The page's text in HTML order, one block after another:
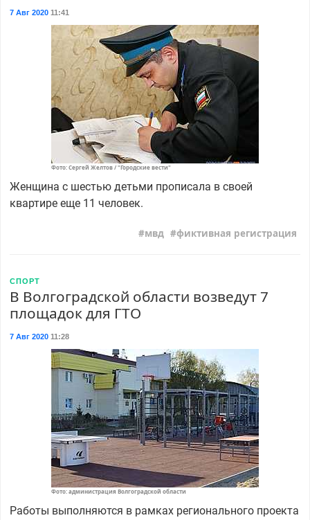
7 Авг 202011:41
Фото: Сергей Желтов / "Городские вести"
Женщина с шестью детьми прописала в своей
квартире еще 11 человек.
мвд фиктивная регистрация
СПОРТ
В Волгоградской области возведут 7
площадок для ГТО
7 Авг 202011:28
Фото: администрация Волгоградской области
Работы выполняются в рамках регионального проекта